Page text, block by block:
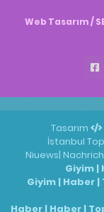
Web Tasarım /
Tasarım
İstanbul
Niuews|
Giyim|
Giyim | Haber |
Haber | Haber |